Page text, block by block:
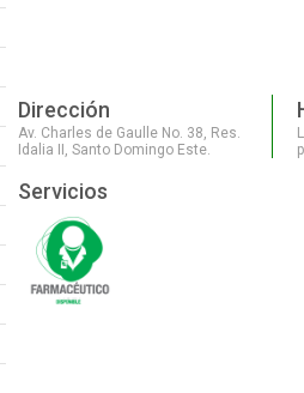
Dirección
Av. Charles de Gaulle No. 38, Res.
Idalia II, Santo Domingo Este.
Servicios